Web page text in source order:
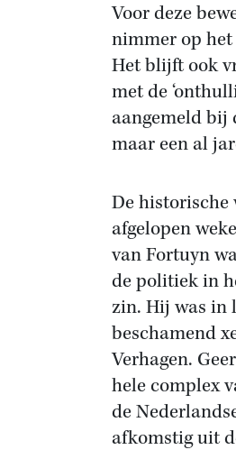
Voor deze
nimmer op
Het blijft ook
met de
aangemeld bij
maar een al
De historische
afgelopen
van Fortuyn
de politiek in
zin. Hij was in
beschamend
Verhagen.
hele complex
de
afkomstig uit